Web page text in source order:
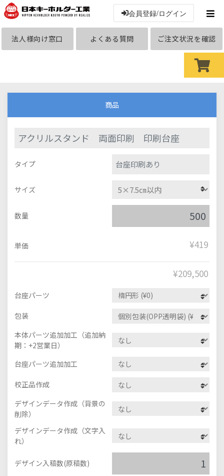
会員登録/ログイン
法人様向け窓口 よくある質問 ご注文状況を確認
商品
アクリルスタンド 両面印刷 印刷台座
タイプ 台座印刷あり
サイズ
数量
単価 ¥419
¥209,500
台座パーツ
包装
本体パーツ追加加工（追加納
期：+2営業日）
台座パーツ追加加工
校正品作成
デザインデータ作成（背景の
削除）
デザインデータ作成（文字入
れ）
デザイン入稿数(原稿数)